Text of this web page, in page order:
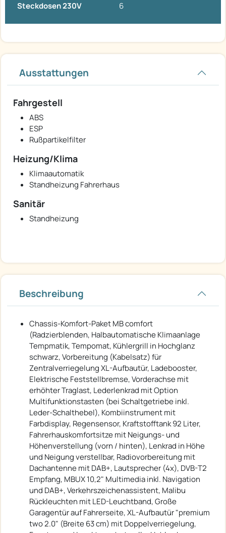
Steckdosen 230V 6
Ausstattungen
Fahrgestell
ABS
ESP
Rußpartikelfilter
Heizung/Klima
Klimaautomatik
Standheizung Fahrerhaus
Sanitär
Standheizung
Beschreibung
Chassis-Komfort-Paket MB comfort
(Radzierblenden, Halbautomatische Klimaanlage
Tempmatik, Tempomat, Kühlergrill in Hochglanz
schwarz, Vorbereitung (Kabelsatz) für
Zentralverriegelung XL-Aufbautür, Ladebooster,
Elektrische Feststellbremse, Vorderachse mit
erhöhter Traglast, Lederlenkrad mit Option
Multifunktionstasten (bei Schaltgetriebe inkl.
Leder-Schalthebel), Kombiinstrument mit
Farbdisplay, Regensensor, Kraftstofftank 92 Liter,
Fahrerhauskomfortsitze mit Neigungs- und
Höhenverstellung (vorn / hinten), Lenkrad in Höhe
und Neigung verstellbar, Radiovorbereitung mit
Dachantenne mit DAB+, Lautsprecher (4x), DVB-T2
Empfang, MBUX 10,2" Multimedia inkl. Navigation
und DAB+, Verkehrszeichenassistent, Malibu
Rückleuchten mit LED-Leuchtband, Große
Garagentür auf Fahrerseite, XL-Aufbautür "premium
two 2.0" (Breite 63 cm) mit Doppelverriegelung,